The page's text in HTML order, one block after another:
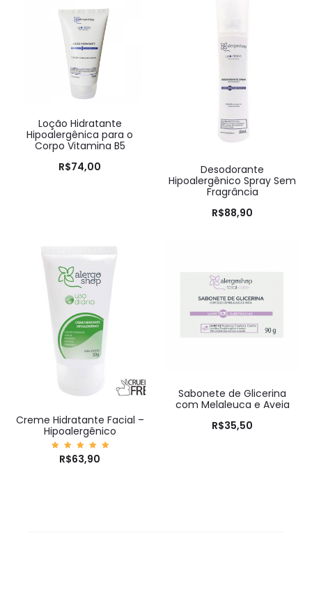
Loção Hidratante
Hipoalergênica para o
Corpo Vitamina B5
R$74,00
Desodorante
Hipoalergênico Spray Sem
Fragrância
R$88,90
Creme Hidratante Facial –
Hipoalergênico
Avaliaç
ão
R$63,90
Sabonete de Glicerina
com Melaleuca e Aveia
R$35,50